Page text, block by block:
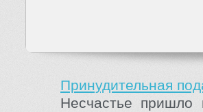
Принудительная
Несчастье пришло